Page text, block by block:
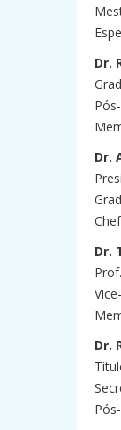
Dr.
Dr.
Dr.
Dr.